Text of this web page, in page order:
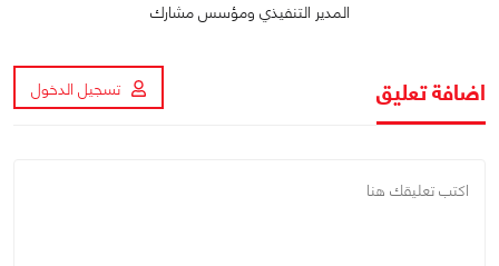
المدير التنفيذي ومؤسس مشارك
اضافة تعليق تسجيل الدخول